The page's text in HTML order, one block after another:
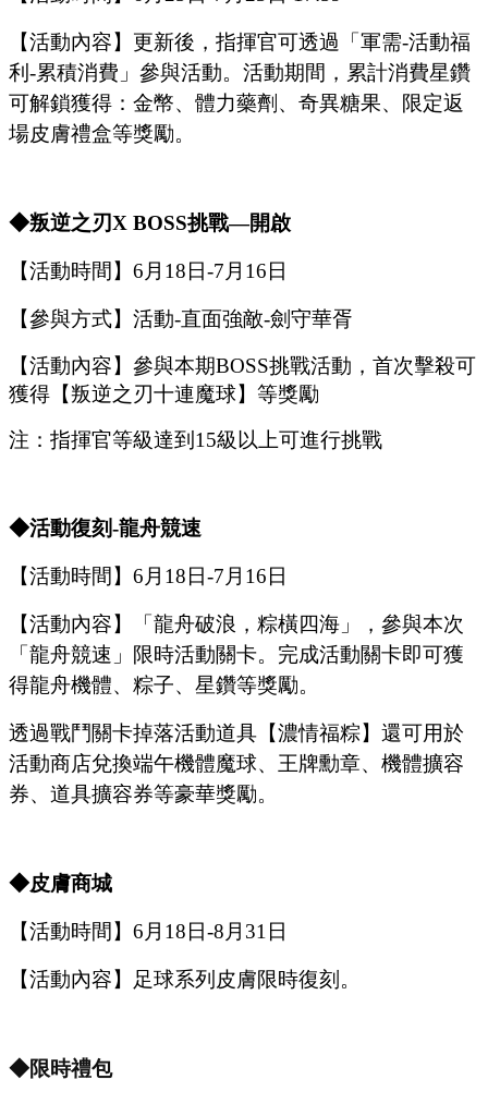
【活動內容】更新後，指揮官可透過「軍需-活動福
利-累積消費」參與活動。活動期間，累計消費星鑽
可解鎖獲得：金幣、體力藥劑、奇異糖果、限定返
場皮膚禮盒等獎勵。
◆叛逆之刃X BOSS挑戰—開啟
【活動時間】 6月 18 日-7月 16 日
【參與方式】 活動-直面強敵-劍守華胥
【活動內容】參與本期BOSS挑戰活動，首次擊殺可
獲得【叛逆之刃十連魔球】等獎勵
注：指揮官等級達到 15級以上可進行挑戰
◆活動復刻-龍舟競速
【活動時間】 6月 18 日-7月 16 日
【活動內容】 「 龍舟破浪，粽橫四海 」
，參與本次
「 龍舟競速 」 限時活動關卡。完成活動關卡即可獲
得龍舟機體、粽子、星鑽等獎勵。
透過戰鬥關卡掉落活動道具【濃情福粽】還可用於
活動商店兌換端午機體魔球、王牌勳章、機體擴容
券、道具擴容券等豪華獎勵。
◆皮膚商城
【活動時間】 6月 18 日-8月 31 日
【活動內容】 足球系列皮膚限時復刻。
◆限時禮包